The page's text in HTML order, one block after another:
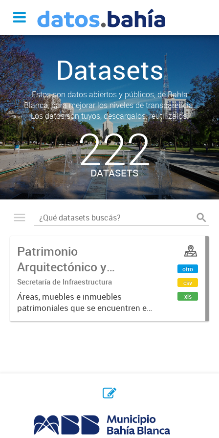
Datasets
Estos son datos abiertos y públicos, de Bahía
Blanca, para mejorar los niveles de transparencia.
Los datos son tuyos, descargalos, reutilizalos.
222
DATASETS
Patrimonio
Arquitectónico y
Urbanístico del Partido
de Bahía Blanca
Secretaría de Infraestructura
Áreas, muebles e inmuebles
patrimoniales que se encuentren en
el Registro Municipal para la
otro
csv
xls